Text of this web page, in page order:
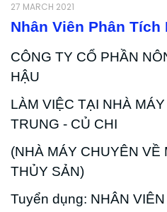
27 MARCH 2021
Nhân Viên Phân Tích
CÔNG TY CỔ PHẦN
HẬU
LÀM VIỆC TẠI NHÀ
TRUNG - CỦ CHI
(NHÀ MÁY CHUYÊN
THỦY SẢN)
Tuyển dụng: NHÂN